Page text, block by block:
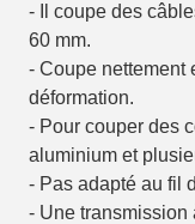
- Il coupe des
60 mm.
- Coupe nettement
déformation.
- Pour couper des
aluminium et
- Pas adapté au fil
- Une transmission